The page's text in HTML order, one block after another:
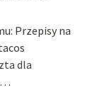
Przepisy na
dla
…